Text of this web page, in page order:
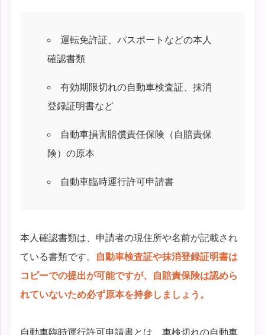
運転免許証、パスポートなどの本人
確認書類
有効期限切れの自動車検査証、抹消
登録証明書など
自動車損害賠償責任保険（自賠責保
険）の原本
自動車臨時運行許可申請書
本人確認書類は、申請者の現住所や名前が記載され
ている書類です。 自動車検査証や抹消登録証明書は
コピーでの提出が可能ですが、自賠責保険は認めら
れていないため必ず原本を持参しましょう。
自動車臨時運行許可申請書とは、車検切れの自動車